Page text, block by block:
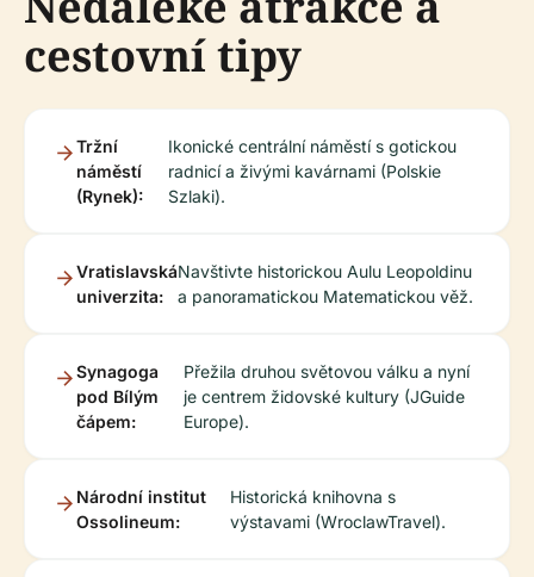
cestovní tipy
Tržní
náměstí
(Rynek):
Ikonické centrální náměstí s gotickou
radnicí a živými kavárnami (Polskie
Szlaki).
Vratislavská
univerzita:
Navštivte historickou Aulu Leopoldinu
a panoramatickou Matematickou věž.
Synagoga
pod Bílým
čápem:
Přežila druhou světovou válku a nyní
je centrem židovské kultury (JGuide
Europe).
Národní institut
Ossolineum:
Historická knihovna s
výstavami (WroclawTravel).